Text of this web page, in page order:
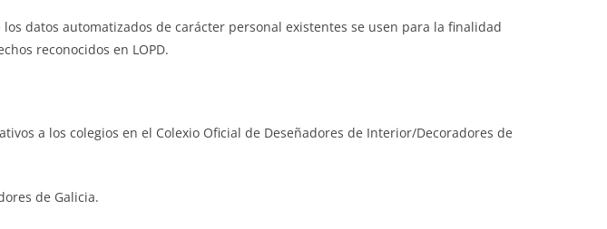
datos automatizados de carácter personal existentes se usen para la finalidad
reconocidos en LOPD.
a los colegios en el Colexio Oficial de Deseñadores de Interior/Decoradores de
de Galicia.